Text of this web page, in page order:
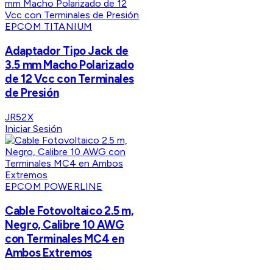
EPCOM TITANIUM
Adaptador Tipo Jack de
3.5 mm Macho Polarizado
de 12 Vcc con Terminales
de Presión
JR52X
Iniciar Sesión
EPCOM POWERLINE
Cable Fotovoltaico 2.5 m,
Negro, Calibre 10 AWG
con Terminales MC4 en
Ambos Extremos